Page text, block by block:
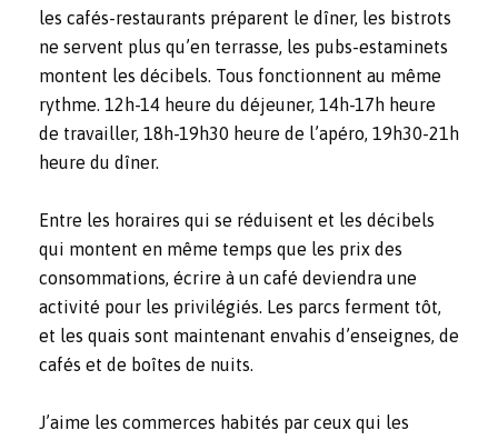
les cafés-restaurants préparent le dîner, les bistrots
ne servent plus qu’en terrasse, les pubs-estaminets
montent les décibels. Tous fonctionnent au même
rythme. 12h-14 heure du déjeuner, 14h-17h heure
de travailler, 18h-19h30 heure de l’apéro, 19h30-21h
heure du dîner.
Entre les horaires qui se réduisent et les décibels
qui montent en même temps que les prix des
consommations, écrire à un café deviendra une
activité pour les privilégiés. Les parcs ferment tôt,
et les quais sont maintenant envahis d’enseignes, de
cafés et de boîtes de nuits.
J’aime les commerces habités par ceux qui les